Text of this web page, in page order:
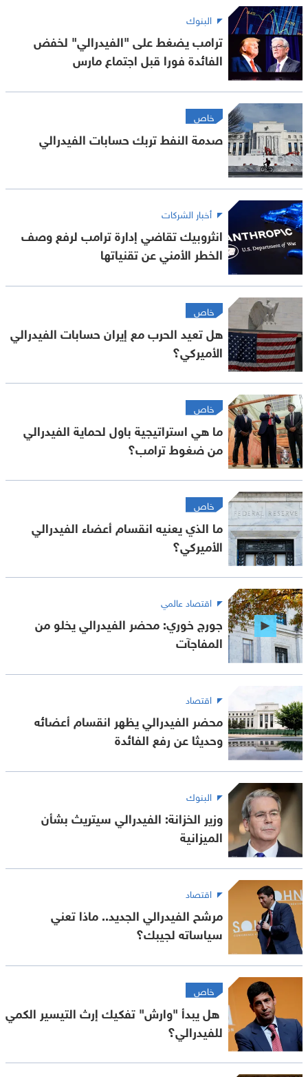
البنوك
ترامب يضغط على "الفيدرالي" لخفض
الفائدة فورا قبل اجتماع مارس
خاص
صدمة النفط تربك حسابات الفيدرالي
أخبار الشركات
انثروبيك تقاضي إدارة ترامب لرفع وصف
الخطر الأمني عن تقنياتها
خاص
هل تعيد الحرب مع إيران حسابات الفيدرالي
الأميركي؟
خاص
ما هي استراتيجية باول لحماية الفيدرالي
من ضغوط ترامب؟
خاص
ما الذي يعنيه انقسام أعضاء الفيدرالي
الأميركي؟
اقتصاد عالمي
جورج خوري: محضر الفيدرالي يخلو من
المفاجآت
اقتصاد
محضر الفيدرالي يظهر انقسام أعضائه
وحديثا عن رفع الفائدة
البنوك
وزير الخزانة: الفيدرالي سيتريث بشأن
الميزانية
اقتصاد
مرشح الفيدرالي الجديد.. ماذا تعني
سياساته لجيبك؟
خاص
هل يبدأ "وارش" تفكيك إرث التيسير الكمي
للفيدرالي؟